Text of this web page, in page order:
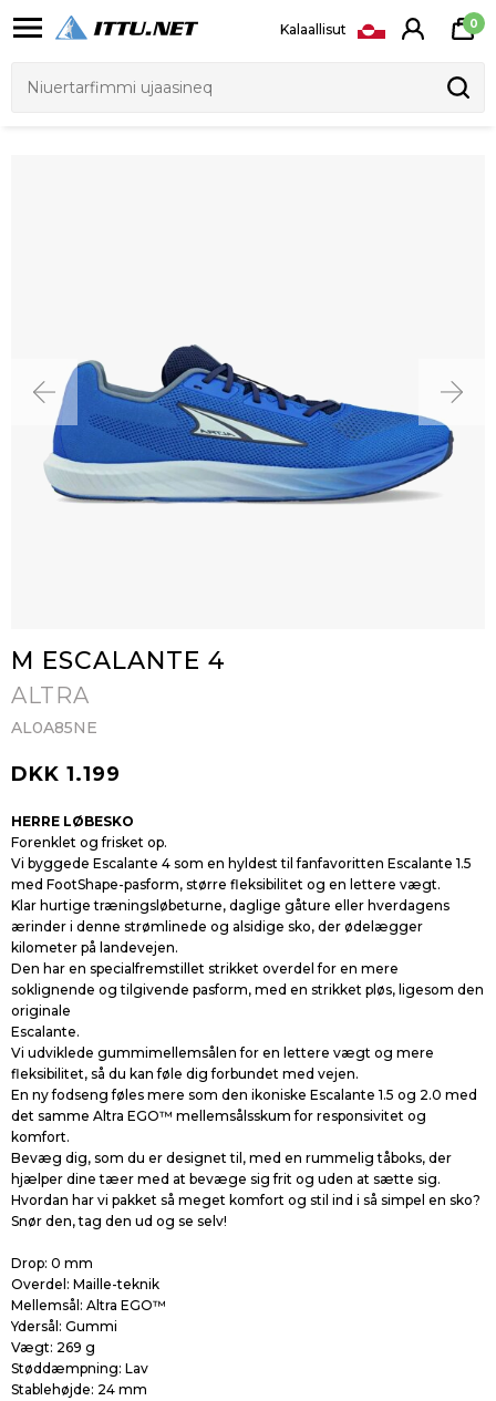
Kalaallisut 0
M ESCALANTE 4
ALTRA
AL0A85NE
DKK 1.199
HERRE LØBESKO
Forenklet og frisket op.
Vi byggede Escalante 4 som en hyldest til fanfavoritten Escalante 1.5
med FootShape-pasform, større fleksibilitet og en lettere vægt.
Klar hurtige træningsløbeturne, daglige gåture eller hverdagens
ærinder i denne strømlinede og alsidige sko, der ødelægger
kilometer på landevejen.
Den har en specialfremstillet strikket overdel for en mere
soklignende og tilgivende pasform, med en strikket pløs, ligesom den
originale
Escalante.
Vi udviklede gummimellemsålen for en lettere vægt og mere
fleksibilitet, så du kan føle dig forbundet med vejen.
En ny fodseng føles mere som den ikoniske Escalante 1.5 og 2.0 med
det samme Altra EGO™ mellemsålsskum for responsivitet og
komfort.
Bevæg dig, som du er designet til, med en rummelig tåboks, der
hjælper dine tæer med at bevæge sig frit og uden at sætte sig.
Hvordan har vi pakket så meget komfort og stil ind i så simpel en sko?
Snør den, tag den ud og se selv!
Drop: 0 mm
Overdel: Maille-teknik
Mellemsål: Altra EGO™
Ydersål: Gummi
Vægt: 269 g
Støddæmpning: Lav
Stablehøjde: 24 mm